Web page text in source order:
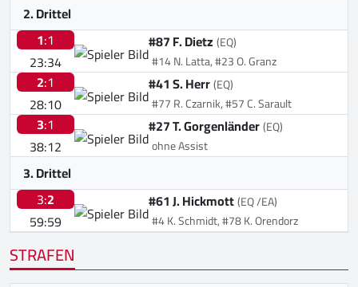
2. Drittel
1:1
23:34
#87 F. Dietz(EQ)
#14 N. Latta, #23 O. Granz
2:1
28:10
#41 S. Herr(EQ)
#77 R. Czarnik, #57 C. Sarault
3:1
38:12
#27 T. Gorgenländer(EQ)
ohne Assist
3. Drittel
3:2
59:59
#61 J. Hickmott(EQ /EA)
#4 K. Schmidt, #78 K. Orendorz
STRAFEN